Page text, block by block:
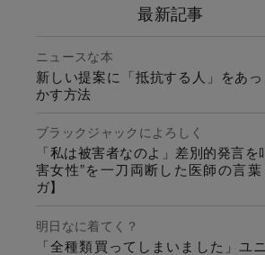
最新記事
ニュースな本
新しい提案に「抵抗する人」をあ
かす方法
ブラックジャックによろしく
「私は被害者なのよ」差別的発言を
害女性”を一刀両断した医師の言
ガ】
明日なに着てく？
「全種類買ってしまいました」ユ